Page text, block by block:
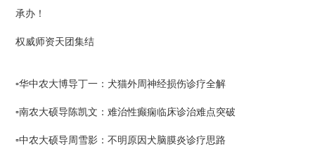
承办！
权威师资天团集结
▫️华中农大博导丁一：犬猫外周神经损伤诊疗全解
▫️南农大硕导陈凯文：难治性癫痫临床诊治难点突破
▫️中农大硕导周雪影：不明原因犬脑膜炎诊疗思路